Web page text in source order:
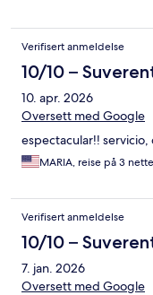
Verifisert anmeldelse
10/10 –
10. apr. 2026
Oversett med Google
espectacular!!
MARIA, reise på 3
Verifisert anmeldelse
10/10 –
7. jan. 2026
Oversett med Google